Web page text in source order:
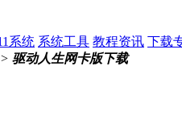
系统 系统工具 教程资讯 下载
> 驱动人生网卡版下载